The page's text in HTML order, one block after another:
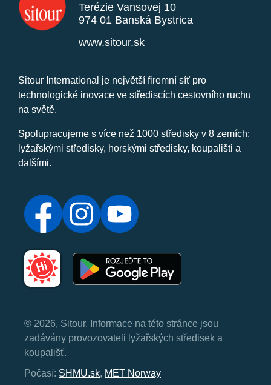
Terézie Vansovej 10
974 01 Banská Bystrica
www.sitour.sk
Sitour International je největší firemní síť pro
technologické inovace ve střediscích cestovního ruchu
na světě.
Spolupracujeme s více než 1000 středisky v 8 zemích:
lyžařskými středisky, horskými středisky, koupališti a
dalšími.
© 2026, Sitour. Informace na této stránce jsou
zadávány provozovateli lyžařských středisek a
koupališť.
Počasí: SHMU.sk, MET Norway